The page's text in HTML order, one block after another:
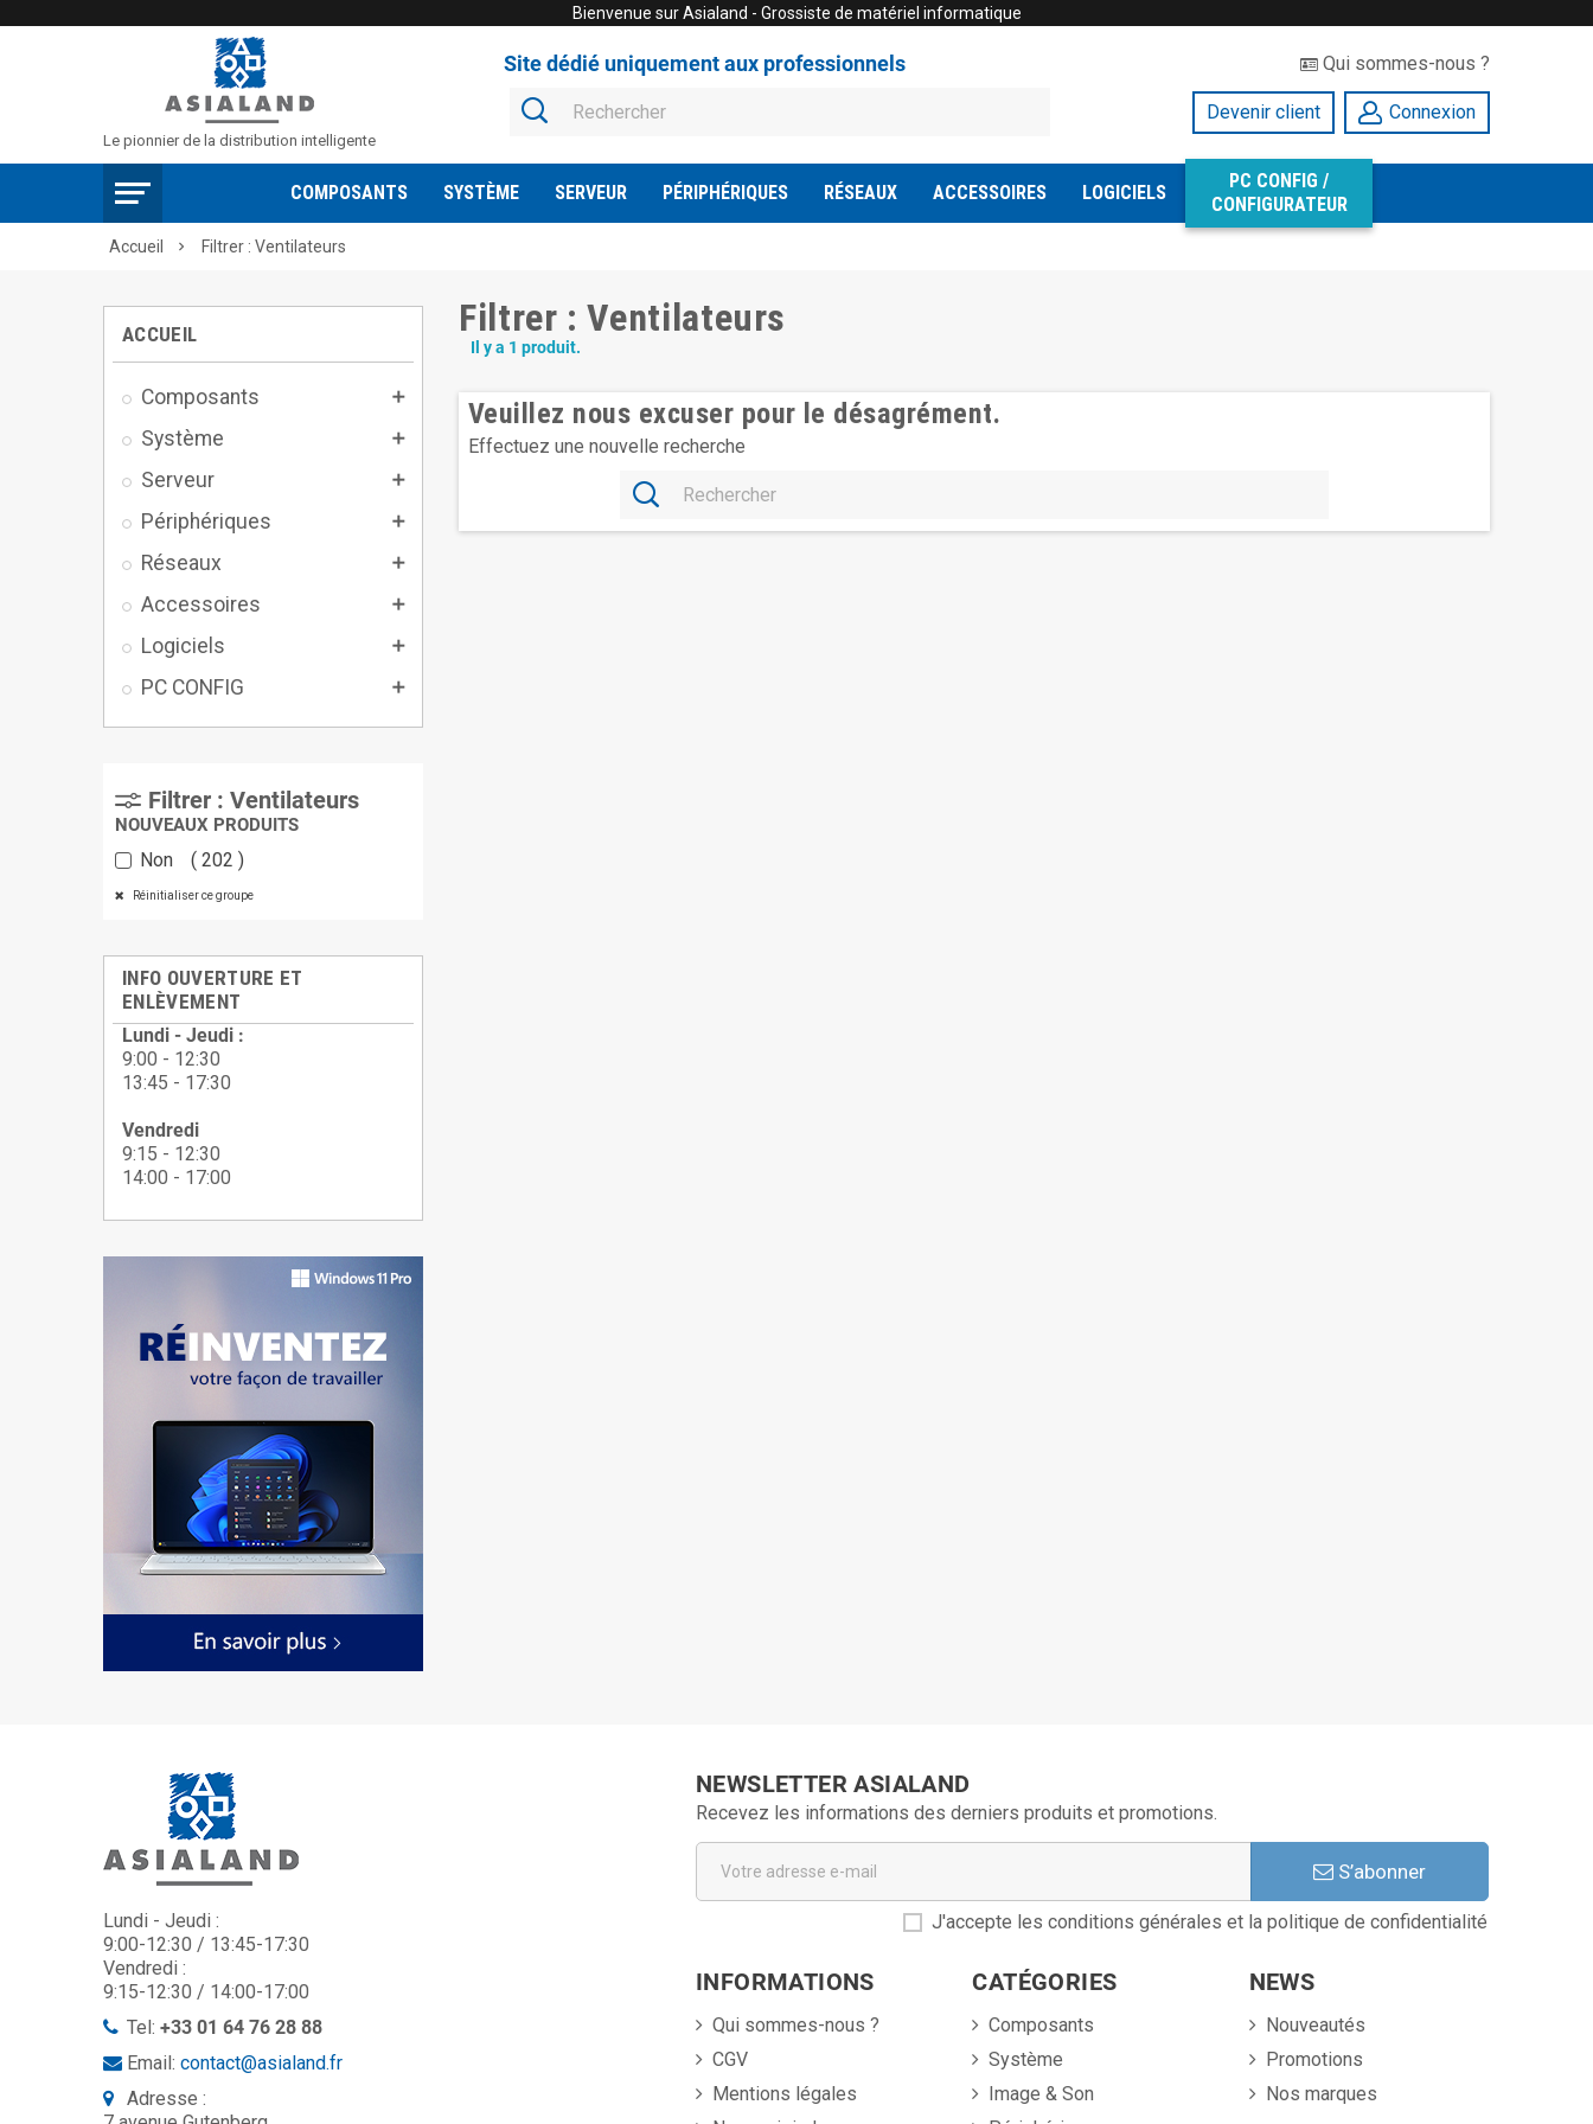
Bienvenue sur Asialand - Grossiste de matériel informatique
Le pionnier de la distribution intelligente
Site dédié uniquement aux professionnels Qui sommes-nous ?
Devenir client Connexion
COMPOSANTS SYSTÈME SERVEUR PÉRIPHÉRIQUES RÉSEAUX ACCESSOIRES LOGICIELS
PC CONFIG /
CONFIGURATEUR
Accueil  Filtrer : Ventilateurs
ACCUEIL
Composants 
Système 
Serveur 
Périphériques 
Réseaux 
Accessoires 
Logiciels 
PC CONFIG 
Filtrer : Ventilateurs
NOUVEAUX PRODUITS
Non 202
Réinitialiser ce groupe
INFO OUVERTURE ET
ENLÈVEMENT
Lundi - Jeudi :
9:00 - 12:30
13:45 - 17:30
Vendredi
9:15 - 12:30
14:00 - 17:00
Filtrer : Ventilateurs
Il y a 1 produit.
Veuillez nous excuser pour le désagrément.
Effectuez une nouvelle recherche
Lundi - Jeudi :
9:00-12:30 / 13:45-17:30
Vendredi :
9:15-12:30 / 14:00-17:00
Tel: +33 01 64 76 28 88
Email: contact@asialand.fr
Adresse :
NEWSLETTER ASIALAND
Recevez les informations des derniers produits et promotions.
S’abonner
J'accepte les conditions générales et la politique de confidentialité
INFORMATIONS
Qui sommes-nous ?
CGV
Mentions légales
CATÉGORIES
Composants
Système
Image & Son
NEWS
Nouveautés
Promotions
Nos marques